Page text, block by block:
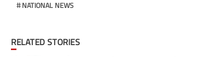
NATIONAL NEWS
RELATED STORIES